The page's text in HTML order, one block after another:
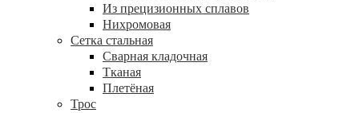
Из прецизионных сплавов
Нихромовая
Сетка стальная
Сварная кладочная
Тканая
Плетёная
Трос